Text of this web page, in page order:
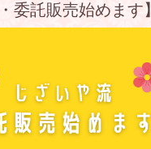
委託販売始めます】